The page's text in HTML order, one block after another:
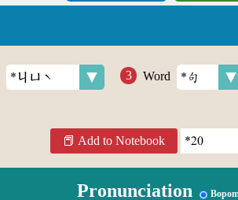
Word
Add to Notebook
Pronunciation